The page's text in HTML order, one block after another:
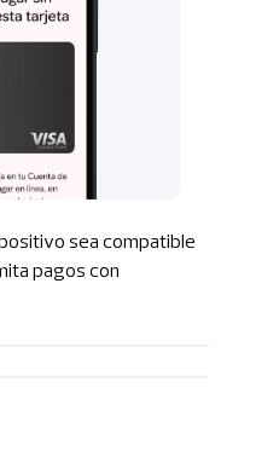
sea compatible
pagos con